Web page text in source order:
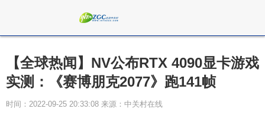
【全球热闻】NV公布RTX 4090显卡游戏
实测：《赛博朋克2077》跑141帧
时间：2022-09-25 20:33:08 来源：中关村在线